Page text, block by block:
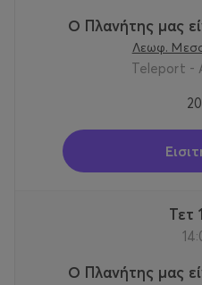
Ο Πλανήτης μας
Λεωφ.
Teleport -
Ο Πλανήτης μας